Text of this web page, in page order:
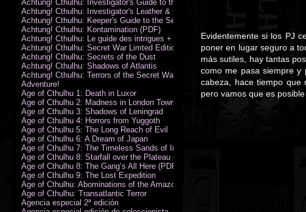
Evidentemente si los PJ
poner en lugar seguro a
más sutiles, hay tantas
como me pasa siempre
cabeza, hace tiempo que
pero vamos que es
Achtung! Cthulhu: Investigator's Guide to the Secret War
Achtung! Cthulhu: Investigator's Leather & Canvas Bag
Achtung! Cthulhu: Keeper's Guide to the Secret War
Achtung! Cthulhu: Kontamination (PDF)
Achtung! Cthulhu: Le guide des intrigues + ecran
Achtung! Cthulhu: Secret War Limted Edition Book
Achtung! Cthulhu: Secrets of the Dust
Achtung! Cthulhu: Shadows of Atlantis
Achtung! Cthulhu: Terrors of the Secret War
Adventure!
Age of Cthulhu 1: Death in Luxor
Age of Cthulhu 2: Madness in London Town
Age of Cthulhu 3: Shadows of Leningrad
Age of Cthulhu 4: Horrors from Yuggoth
Age of Cthulhu 5: The Long Reach of Evil
Age of Cthulhu 6: A Dream of Japan
Age of Cthulhu 7: The Timeless Sands of India
Age of Cthulhu 8: Starfall over the Plateau of Leng
Age of Cthulhu 8: The Gang’s All Here (PDF)
Age of Cthulhu 9: The Lost Expedition
Age of Cthulhu: Abominations of the Amazon
Age of Cthulhu: Transatlantic Terror
Agencia especial 2ª edición